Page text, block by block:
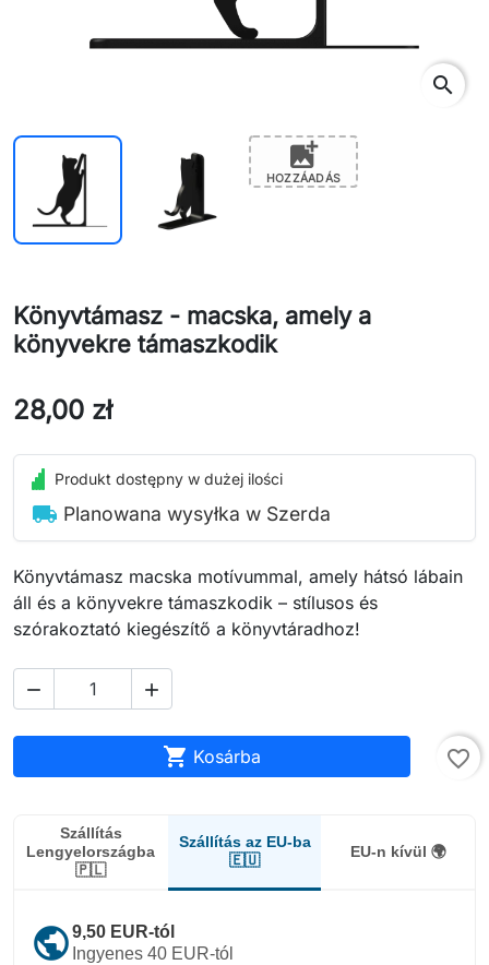
search
add_photo_alternate
HOZZÁADÁS
Könyvtámasz - macska, amely a
könyvekre támaszkodik
28,00 zł
Produkt dostępny w dużej ilości
local_shipping Planowana wysyłka w Szerda
Könyvtámasz macska motívummal, amely hátsó lábain
áll és a könyvekre támaszkodik – stílusos és
szórakoztató kiegészítő a könyvtáradhoz!
 
 Kosárba favorite_border
Szállítás
Lengyelországba
🇵🇱
Szállítás az EU-ba
🇪🇺
EU-n kívül 🌍
public9,50 EUR-tól
Ingyenes 40 EUR-tól